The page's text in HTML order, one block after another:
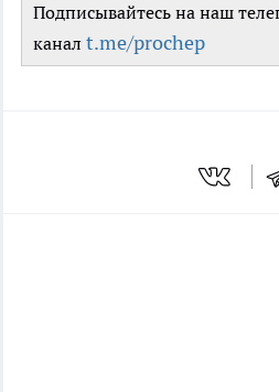
Подписывайтесь на наш
канал t.me/prochep